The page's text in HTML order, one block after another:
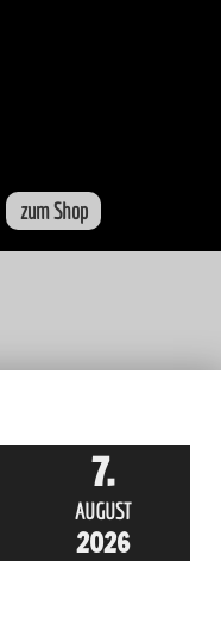
zum Shop
7.
AUGUST
2026